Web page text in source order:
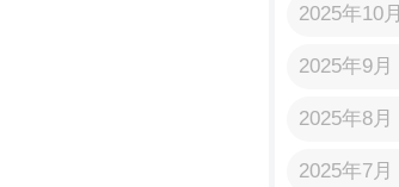
2025年10月
2025年9月
2025年8月
2025年7月